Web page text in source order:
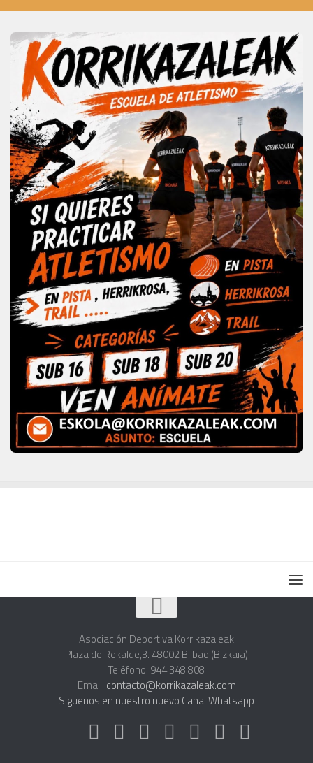
Asociación Deportiva Korrikazaleak
Plaza de Rekalde,3. 48002 Bilbao (Bizkaia)
Teléfono: 944.348.808
Email: contacto@korrikazaleak.com
Siguenos en nuestro nuevo Canal Whatsapp